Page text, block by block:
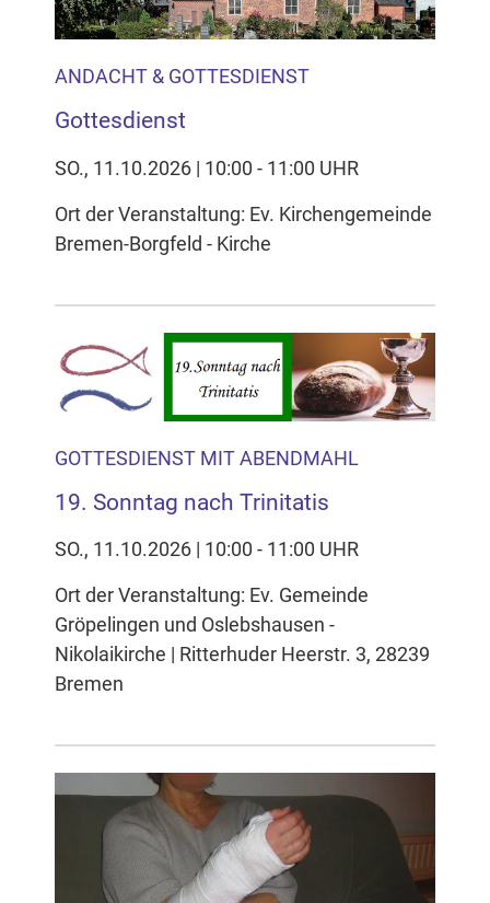
Hier können Sie Ihre Cookie-
Einstellungen anpassen
ANDACHT & GOTTESDIENST
Gottesdienst
SO., 11.10.2026 | 10:00 - 11:00 UHR
Ort der Veranstaltung: Ev. Kirchengemeinde
Bremen-Borgfeld - Kirche
GOTTESDIENST MIT ABENDMAHL
19. Sonntag nach Trinitatis
SO., 11.10.2026 | 10:00 - 11:00 UHR
Ort der Veranstaltung: Ev. Gemeinde
Gröpelingen und Oslebshausen -
Nikolaikirche | Ritterhuder Heerstr. 3, 28239
Bremen